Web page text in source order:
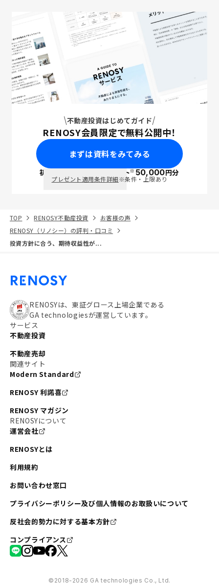
不動産投資はじめてガイド
RENOSY会員限定で無料公開中！
まずは資料をみてみる
初回面談で ポイント※50,000円分
プレゼント適用条件詳細※条件・上限あり
TOP RENOSY不動産投資
お客様の声
RENOSY（リノシー）の評判・口コミ
投資方針に合う、期待収益性が...
RENOSYは、東証グロース上場企業である
GA technologiesが運営しています。
サービス
不動産投資
不動産売却
関連サイト
Modern Standard
RENOSY 利諾喜
RENOSY マガジン
RENOSYについて
運営会社
RENOSYとは
利用規約
お問い合わせ窓口
プライバシーポリシー及び個人情報のお取扱いについて
反社会的勢力に対する基本方針
コンプライアンス
©︎2018-2026 GA technologies Co., Ltd.